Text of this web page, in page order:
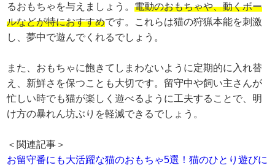
るおもちゃを与えましょう。電動のおもちゃや、動くボー
ルなどが特におすすめです。これらは猫の狩猟本能を刺激
し、夢中で遊んでくれるでしょう。
また、おもちゃに飽きてしまわないように定期的に入れ替
え、新鮮さを保つことも大切です。留守中や飼い主さんが
忙しい時でも猫が楽しく遊べるように工夫することで、明
け方の暴れん坊ぶりを軽減できるでしょう。
＜関連記事＞
お留守番にも大活躍な猫のおもちゃ5選！猫のひとり遊びに